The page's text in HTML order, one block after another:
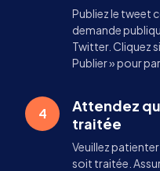
Publiez le tweet
demande
Twitter. Cliquez
Publier » pour
4
Attendez
traitée
Veuillez
soit traitée.